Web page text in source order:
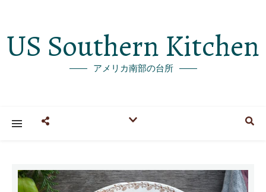
US Southern Kitchen
アメリカ南部の台所